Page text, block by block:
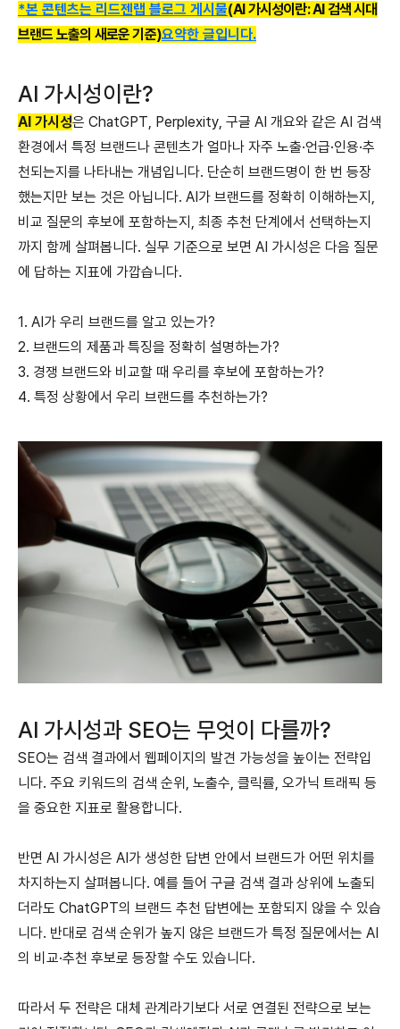
*본 콘텐츠는 리드젠랩 블로그 게시물(AI 가시성이란: AI 검색 시대
브랜드 노출의 새로운 기준)요약한 글입니다.
AI 가시성이란?
AI 가시성은 ChatGPT, Perplexity, 구글 AI 개요와 같은 AI 검색
환경에서 특정 브랜드나 콘텐츠가 얼마나 자주 노출·언급·인용·추
천되는지를 나타내는 개념입니다. 단순히 브랜드명이 한 번 등장
했는지만 보는 것은 아닙니다. AI가 브랜드를 정확히 이해하는지,
비교 질문의 후보에 포함하는지, 최종 추천 단계에서 선택하는지
까지 함께 살펴봅니다. 실무 기준으로 보면 AI 가시성은 다음 질문
에 답하는 지표에 가깝습니다.
1. AI가 우리 브랜드를 알고 있는가?
2. 브랜드의 제품과 특징을 정확히 설명하는가?
3. 경쟁 브랜드와 비교할 때 우리를 후보에 포함하는가?
4. 특정 상황에서 우리 브랜드를 추천하는가?
AI 가시성과 SEO는 무엇이 다를까?
SEO는 검색 결과에서 웹페이지의 발견 가능성을 높이는 전략입
니다. 주요 키워드의 검색 순위, 노출수, 클릭률, 오가닉 트래픽 등
을 중요한 지표로 활용합니다.
반면 AI 가시성은 AI가 생성한 답변 안에서 브랜드가 어떤 위치를
차지하는지 살펴봅니다. 예를 들어 구글 검색 결과 상위에 노출되
더라도 ChatGPT의 브랜드 추천 답변에는 포함되지 않을 수 있습
니다. 반대로 검색 순위가 높지 않은 브랜드가 특정 질문에서는 AI
의 비교·추천 후보로 등장할 수도 있습니다.
따라서 두 전략은 대체 관계라기보다 서로 연결된 전략으로 보는